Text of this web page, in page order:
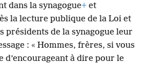
dans la synagogue+ et
la lecture publique de la Loi et
présidents de la synagogue leur
: « Hommes, frères, si vous
d’encourageant à dire pour le